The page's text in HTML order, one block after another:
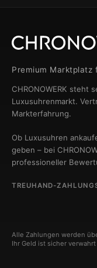
Premium Marktplatz
CHRONOWERK steht
Luxusuhrenmarkt.
Markterfahrung.
Ob Luxusuhren
geben – bei
professioneller
TREUHAND-
Alle Zahlungen werden
Ihr Geld ist sicher